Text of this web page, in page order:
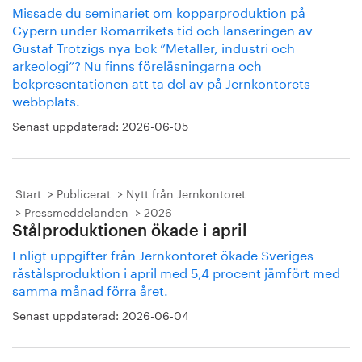
Missade du seminariet om kopparproduktion på
Cypern under Romarrikets tid och lanseringen av
Gustaf Trotzigs nya bok ”Metaller, industri och
arkeologi”? Nu finns föreläsningarna och
bokpresentationen att ta del av på Jernkontorets
webbplats.
Senast uppdaterad: 2026-06-05
Start Publicerat
Nytt från Jernkontoret
Pressmeddelanden
2026
Stålproduktionen ökade i april
Enligt uppgifter från Jernkontoret ökade Sveriges
råstålsproduktion i april med 5,4 procent jämfört med
samma månad förra året.
Senast uppdaterad: 2026-06-04